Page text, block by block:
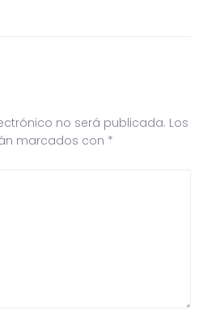
no será publicada. Los
marcados con *